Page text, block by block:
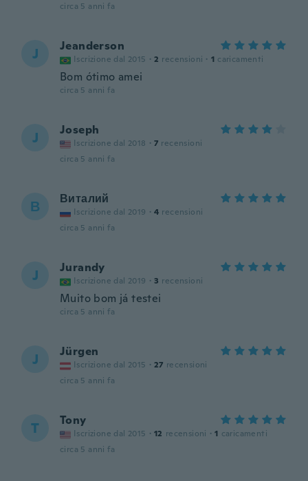
circa 5 anni fa
J Jeanderson
Iscrizione dal 2015 · 2 recensioni · 1 caricamenti
Bom ótimo amei
circa 5 anni fa
J Joseph
Iscrizione dal 2018 · 7 recensioni
circa 5 anni fa
В Виталий
Iscrizione dal 2019 · 4 recensioni
circa 5 anni fa
J Jurandy
Iscrizione dal 2019 · 3 recensioni
Muito bom já testei
circa 5 anni fa
J Jürgen
Iscrizione dal 2015 · 27 recensioni
circa 5 anni fa
T Tony
Iscrizione dal 2015 · 12 recensioni · 1 caricamenti
circa 5 anni fa